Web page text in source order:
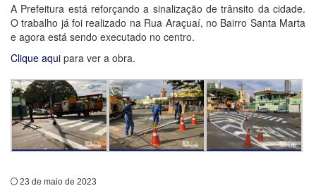
A Prefeitura está reforçando a sinalização de trânsito da cidade.
O trabalho já foi realizado na Rua Araçuaí, no Bairro Santa Marta
e agora está sendo executado no centro.
Clique aqui para ver a obra.
23 de maio de 2023